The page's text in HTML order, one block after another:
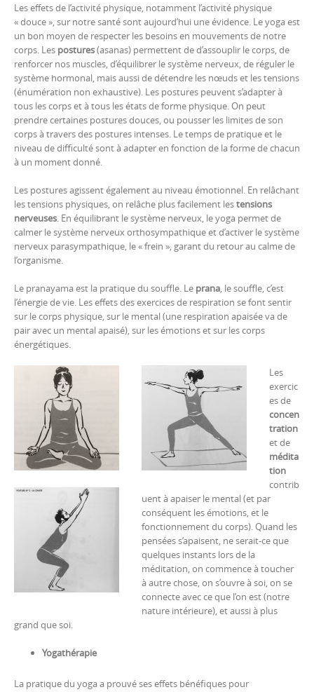
Les effets de l’activité physique, notamment l’activité physique
« douce », sur notre santé sont aujourd’hui une évidence. Le yoga est
un bon moyen de respecter les besoins en mouvements de notre
corps. Les postures(asanas) permettent de d’assouplir le corps, de
renforcer nos muscles, d’équilibrer le système nerveux, de réguler le
système hormonal, mais aussi de détendre les nœuds et les tensions
(énumération non exhaustive). Les postures peuvent s’adapter à
tous les corps et à tous les états de forme physique. On peut
prendre certaines postures douces, ou pousser les limites de son
corps à travers des postures intenses. Le temps de pratique et le
niveau de difficulté sont à adapter en fonction de la forme de chacun
à un moment donné.
Les postures agissent également au niveau émotionnel. En relâchant
les tensions physiques, on relâche plus facilement lestensions
nerveuses. En équilibrant le système nerveux, le yoga permet de
calmer le système nerveux orthosympathique et d’activer le système
nerveux parasympathique, le « frein », garant du retour au calme de
l’organisme.
Le pranayama est la pratique du souffle. Le prana, le souffle, c’est
l’énergie de vie. Les effets des exercices de respiration se font sentir
sur le corps physique, sur le mental (une respiration apaisée va de
pair avec un mental apaisé), sur les émotions et sur les corps
énergétiques.
Les
exercic
es de
concen
tration
et de
médita
tion
contrib
uent à apaiser le mental (et par
conséquent les émotions, et le
fonctionnement du corps). Quand les
pensées s’apaisent, ne serait-ce que
quelques instants lors de la
méditation, on commence à toucher
à autre chose, on s’ouvre à soi, on se
connecte avec ce que l’on est (notre
nature intérieure), et aussi à plus
grand que soi.
Yogathérapie
La pratique du yoga a prouvé ses effets bénéfiques pour